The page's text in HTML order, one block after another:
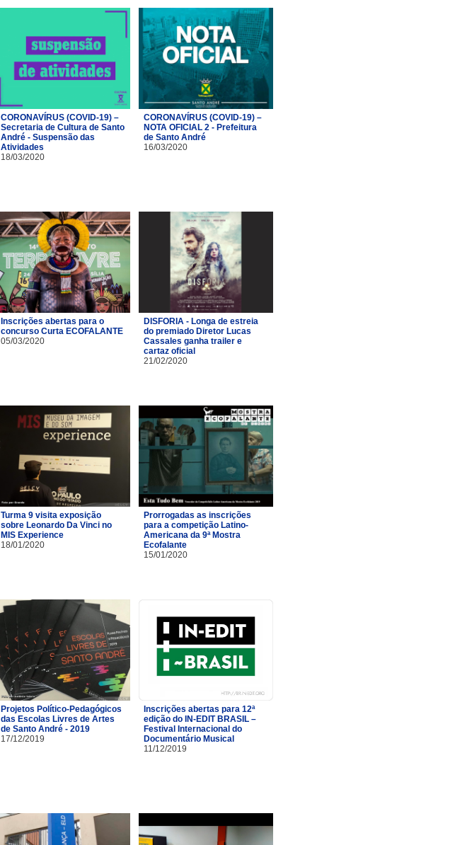
CORONAVÍRUS (COVID-19) –
Secretaria de Cultura de Santo
André - Suspensão das
Atividades
18/03/2020
CORONAVÍRUS (COVID-19) –
NOTA OFICIAL 2 - Prefeitura
de Santo André
16/03/2020
Inscrições abertas para o
concurso Curta ECOFALANTE
05/03/2020
DISFORIA - Longa de estreia
do premiado Diretor Lucas
Cassales ganha trailer e
cartaz oficial
21/02/2020
Turma 9 visita exposição
sobre Leonardo Da Vinci no
MIS Experience
18/01/2020
Prorrogadas as inscrições
para a competição Latino-
Americana da 9ª Mostra
Ecofalante
15/01/2020
Projetos Político-Pedagógicos
das Escolas Livres de Artes
de Santo André - 2019
17/12/2019
Inscrições abertas para 12ª
edição do IN-EDIT BRASIL –
Festival Internacional do
Documentário Musical
11/12/2019